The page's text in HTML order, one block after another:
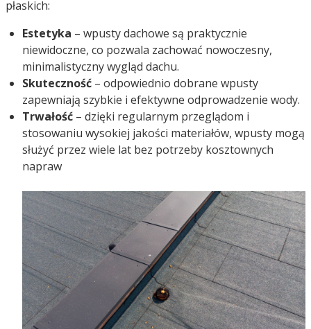
płaskich:
Estetyka – wpusty dachowe są praktycznie
niewidoczne, co pozwala zachować nowoczesny,
minimalistyczny wygląd dachu.
Skuteczność – odpowiednio dobrane wpusty
zapewniają szybkie i efektywne odprowadzenie wody.
Trwałość – dzięki regularnym przeglądom i
stosowaniu wysokiej jakości materiałów, wpusty mogą
służyć przez wiele lat bez potrzeby kosztownych
napraw